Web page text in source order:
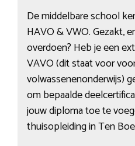
De middelbare school
HAVO & VWO. Gezakt,
overdoen? Heb je een
VAVO (dit staat voor
volwassenenonderwijs)
om bepaalde
jouw diploma toe te
thuisopleiding in Ten